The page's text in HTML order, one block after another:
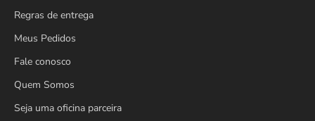
Regras de entrega
Meus Pedidos
Fale conosco
Quem Somos
Seja uma oficina parceira